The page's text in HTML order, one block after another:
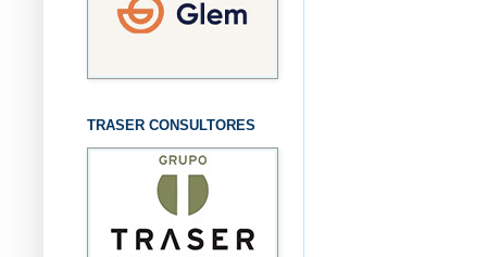
TRASER CONSULTORES